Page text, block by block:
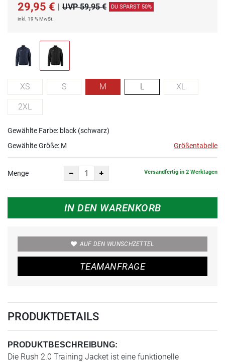
29,95 € | UVP 59,95 € DU SPARST 50%
inkl. 19 % MwSt.
XS S M L XL
2XL
Gewählte Farbe: black (schwarz)
Gewählte Größe: M Größentabelle
Menge Versandfertig in 2 Werktagen
IN DEN WARENKORB
AUF DEN WUNSCHZETTEL
TEAMANFRAGE
PRODUKTDETAILS
PRODUKTBESCHREIBUNG:
Die Rush 2.0 Training Jacket ist eine funktionelle